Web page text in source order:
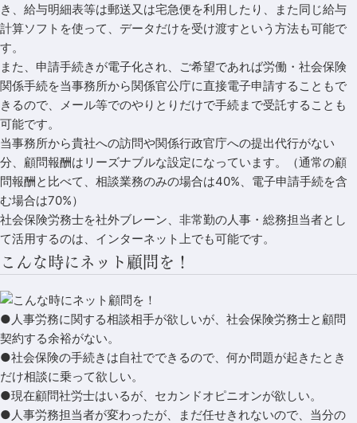
き、給与明細表等は郵送又は宅急便を利用したり、また同じ給与
計算ソフトを使って、データだけを受け渡すという方法も可能で
す。
また、申請手続きが電子化され、ご希望であれば労働・社会保険
関係手続を当事務所から関係官公庁に直接電子申請することもで
きるので、メール等でのやりとりだけで手続まで受託することも
可能です。
当事務所から貴社への訪問や関係行政官庁への提出代行がない
分、顧問報酬はリーズナブルな設定になっています。（通常の顧
問報酬と比べて、相談業務のみの場合は40%、電子申請手続を含
む場合は70%）
社会保険労務士を社外ブレーン、非常勤の人事・総務担当者とし
て活用するのは、インターネット上でも可能です。
こんな時にネット顧問を！
●人事労務に関する相談相手が欲しいが、社会保険労務士と顧問
契約する余裕がない。
●社会保険の手続きは自社でできるので、何か問題が起きたとき
だけ相談に乗って欲しい。
●現在顧問社労士はいるが、セカンドオピニオンが欲しい。
●人事労務担当者が変わったが、まだ任せきれないので、当分の